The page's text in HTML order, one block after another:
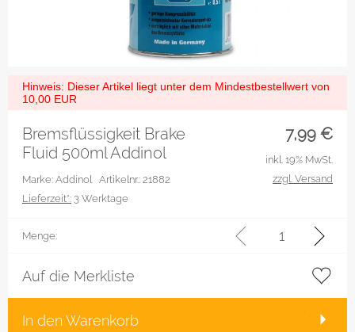
Hinweis: Dieser Artikel liegt unter dem Mindestbestellwert von
10,00 EUR
7,99 €
Bremsflüssigkeit Brake
Fluid 500ml Addinol
Marke: Addinol Artikelnr.: 21882
Lieferzeit*: 3 Werktage
inkl. 19% MwSt.
zzgl. Versand
Menge:
Auf die Merkliste
In den Warenkorb